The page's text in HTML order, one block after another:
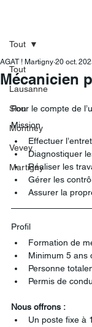
Tout
Lausanne
Sion
Monthey
Vevey
Martigny
Tout
Mécanicien
AGAT ! Martigny 20 oct.
Pour le compte de
Mission
Effectuer
Diagnostiquer
Réaliser les
Gérer les
Assurer la
Profil
Formation de
Minimum 5 ans
Personne
Permis de
Nous offrons :
Un poste fixe à